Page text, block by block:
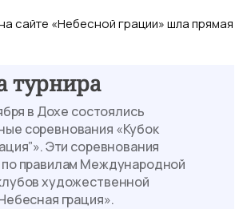
сайте «Небесной грации» шла прямая
турнира
в Дохе состоялись
соревнования «Кубок
Эти соревнования
правилам Международной
художественной
грация».